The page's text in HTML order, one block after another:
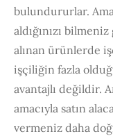
bulundururlar.
aldığınızı
alınan ürünlerde
işçiliğin fazla
avantajlı değildir.
amacıyla satın
vermeniz daha